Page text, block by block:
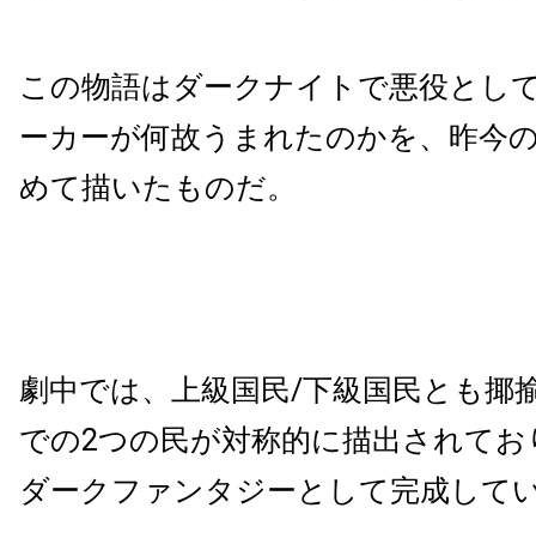
この物語はダークナイトで悪役とし
ーカーが何故うまれたのかを、昨今
めて描いたものだ。
劇中では、上級国民/下級国民とも揶
での2つの民が対称的に描出されて
ダークファンタジーとして完成して